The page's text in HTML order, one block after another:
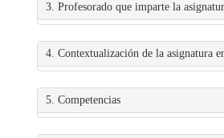
3. Profesorado que imparte la
4. Contextualización de la asignatura
5. Competencias